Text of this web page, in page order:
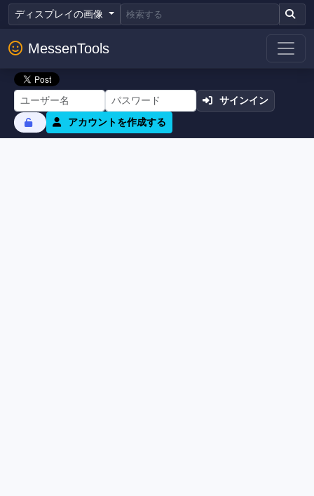
ディスプレイの画像
MessenTools
サインイン
アカウントを作成する